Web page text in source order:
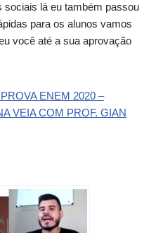
sociais lá eu também passou
para os alunos vamos
você até a sua aprovação
ENEM 2020 –
VEIA COM PROF. GIAN